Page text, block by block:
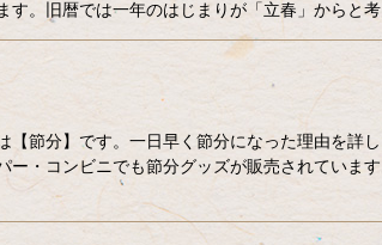
す。旧暦では一年のはじまりが「立春」からと
【節分】です。一日早く節分になった理由を
ー・コンビニでも節分グッズが販売されていま